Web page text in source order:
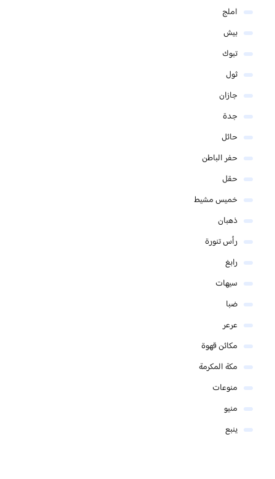
املج
بيش
تبوك
ثول
جازان
جدة
حائل
حفر الباطن
حقل
خميس مشيط
ذهبان
رأس تنورة
رابغ
سيهات
ضبا
عرعر
مكائن قهوة
مكة المكرمة
منوعات
منيو
ينبع